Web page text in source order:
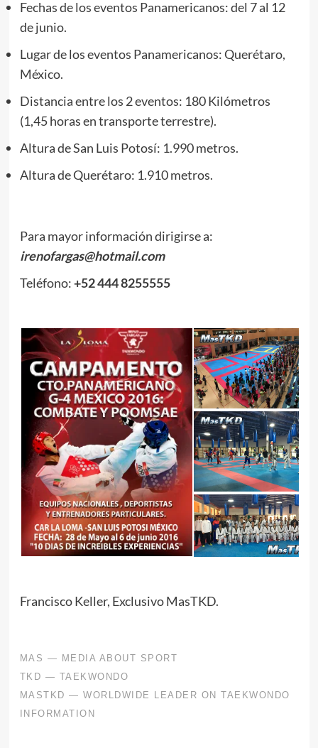
Fechas de los eventos Panamericanos: del 7 al 12
de junio.
Lugar de los eventos Panamericanos: Querétaro,
México.
Distancia entre los 2 eventos: 180 Kilómetros
(1,45 horas en transporte terrestre).
Altura de San Luis Potosí: 1.990 metros.
Altura de Querétaro: 1.910 metros.
Para mayor información dirigirse a:
irenofargas@hotmail.com
Teléfono:+52 444 8255555
Francisco Keller, Exclusivo MasTKD.